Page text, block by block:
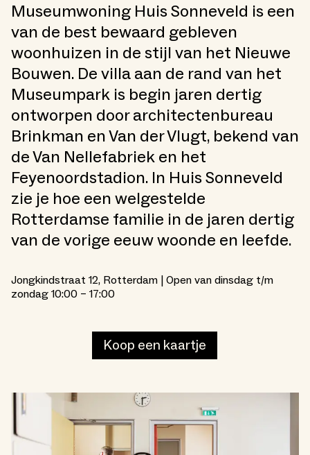
Museumwoning Huis Sonneveld is een
van de best bewaard gebleven
woonhuizen in de stijl van het Nieuwe
Bouwen. De villa aan de rand van het
Museumpark is begin jaren dertig
ontworpen door architectenbureau
Brinkman en Van der Vlugt, bekend van
de Van Nellefabriek en het
Feyenoordstadion. In Huis Sonneveld
zie je hoe een welgestelde
Rotterdamse familie in de jaren dertig
van de vorige eeuw woonde en leefde.
Jongkindstraat 12, Rotterdam | Open van dinsdag t/m
zondag 10:00 – 17:00
Koop een kaartje